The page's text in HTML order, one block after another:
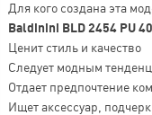
Для кого создана эта
Baldinini BLD 2454 PU
Ценит стиль и качество
Следует модным
Отдает предпочтение
Ищет аксессуар,